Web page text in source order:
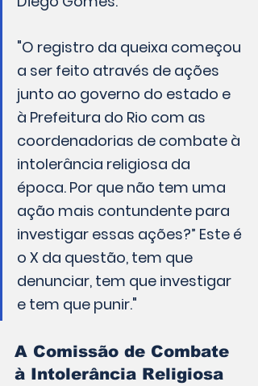
"O registro da queixa começou
a ser feito através de ações
junto ao governo do estado e
à Prefeitura do Rio com as
coordenadorias de combate à
intolerância religiosa da
época. Por que não tem uma
ação mais contundente para
investigar essas ações?” Este é
o X da questão, tem que
denunciar, tem que investigar
e tem que punir."
A Comissão de Combate
à Intolerância Religiosa